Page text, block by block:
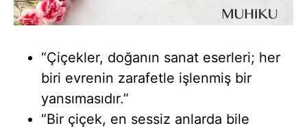
“Çiçekler, doğanın sanat eserleri; her
biri evrenin zarafetle işlenmiş bir
yansımasıdır.”
“Bir çiçek, en sessiz anlarda bile